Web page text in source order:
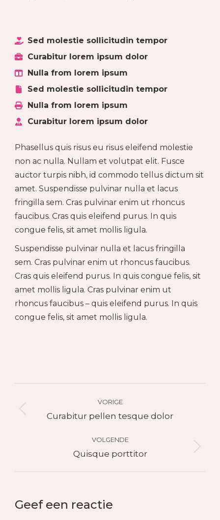
Sed molestie sollicitudin tempor
Curabitur lorem ipsum dolor
Nulla from lorem ipsum
Sed molestie sollicitudin tempor
Nulla from lorem ipsum
Curabitur lorem ipsum dolor
Phasellus quis risus eu risus eleifend molestie
non ac nulla. Nullam et volutpat elit. Fusce
auctor turpis nibh, id commodo tellus dictum sit
amet. Suspendisse pulvinar nulla et lacus
fringilla sem. Cras pulvinar enim ut rhoncus
faucibus. Cras quis eleifend purus. In quis
congue felis, sit amet mollis ligula.
Suspendisse pulvinar nulla et lacus fringilla
sem. Cras pulvinar enim ut rhoncus faucibus.
Cras quis eleifend purus. In quis congue felis, sit
amet mollis ligula. Cras pulvinar enim ut
rhoncus faucibus – quis eleifend purus. In quis
congue felis, sit amet mollis ligula.
navigation
VORIGE
Previous
Curabitur pellen tesque dolor
VOLGENDE
Next
Quisque porttitor
Geef een reactie